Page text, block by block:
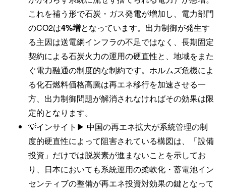
これを補う形で石炭・ガス発電が増加し、電力部門
のCO2は4%増となっています。出力制御が発生す
る主因は送電網インフラの不足ではなく、長期固定
契約による石炭火力の運用の硬直性と、地域をまた
ぐ電力融通の制度的な制約です。ホルムズ危機によ
る化石燃料価格高騰は再エネ移行を加速させる一
方、出力制御問題が解消されなければその効果は限
定的となります。
💡インサイト▶ 中国の再エネ拡大が系統管理の制
度的硬直性によって阻害されている構図は、「設備
投資」だけでは脱炭素が進まないことを示してお
り、日本においても系統運用の柔軟化・蓄電池イン
センティブの整備が再エネ投資対効果の鍵となって